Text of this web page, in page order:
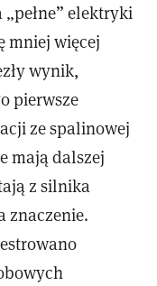
elektryki
mniej więcej
wynik,
pierwsze
ze spalinowej
mają dalszej
z silnika
znaczenie.